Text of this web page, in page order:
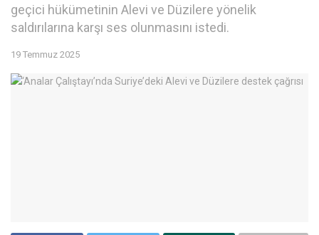
geçici hükümetinin Alevi ve Düzilere yönelik
saldırılarına karşı ses olunmasını istedi.
19 Temmuz 2025